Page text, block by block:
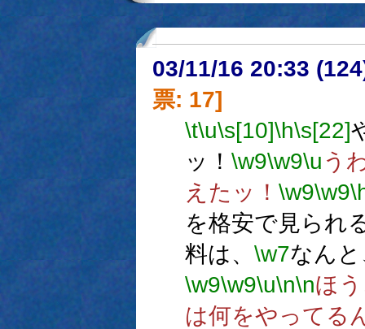
03/11/16 20:33
票: 17]
\t\u\s[10]\h\s[22]
ッ！ \w9\w9\u う
えたッ！ \w9\w9
を格安で見られ
料は、 \w7なん
\w9\w9\u\n\nほ
は何をやってる